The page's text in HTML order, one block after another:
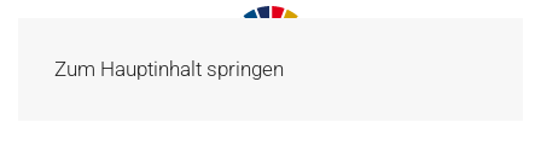
Zum Hauptinhalt springen